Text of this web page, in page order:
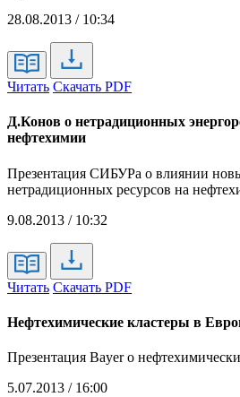
28.08.2013 / 10:34
Читать Скачать PDF
Д.Конов о нетрадиционных
нефтехимии
Презентация СИБУРа о влиянии
нетрадиционных ресурсов на
9.08.2013 / 10:32
Читать Скачать PDF
Нефтехимические кластеры в
Презентация Bayer о
5.07.2013 / 16:00